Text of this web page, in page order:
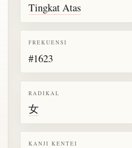
semua bacaan untuk kanji 娠
Tingkat Atas
FREKUENSI
#1623
RADIKAL
女
KANJI KENTEI